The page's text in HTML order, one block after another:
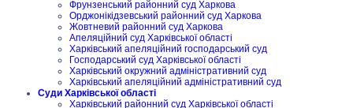
Фрунзенський районний суд Харкова
Орджонікідзевський районний суд Харкова
Жовтневий районний суд Харкова
Апеляційний суд Харківської області
Харківський апеляційний господарський суд
Господарський суд Харківської області
Харківський окружний адміністративний суд
Харківський апеляційний адміністративний суд
Суди Харківської області
Харківський районний суд Харківської області